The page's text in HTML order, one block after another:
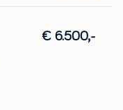
€ 6.500,-